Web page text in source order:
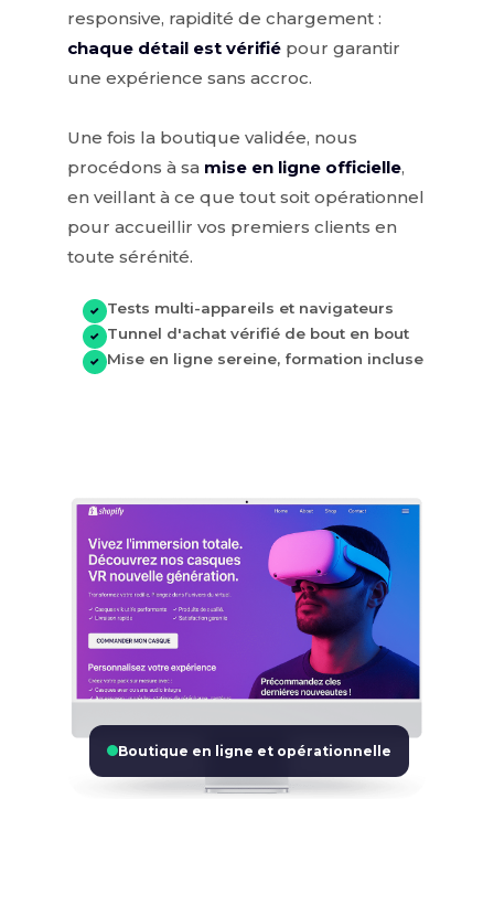
responsive, rapidité de chargement :
chaque détail est vérifiépour garantir
une expérience sans accroc.
Une fois la boutique validée, nous
procédons à sa mise en ligne officielle,
en veillant à ce que tout soit opérationnel
pour accueillir vos premiers clients en
toute sérénité.
✓ Tests multi-appareils et navigateurs
✓ Tunnel d'achat vérifié de bout en bout
✓ Mise en ligne sereine, formation incluse
Boutique en ligne et opérationnelle